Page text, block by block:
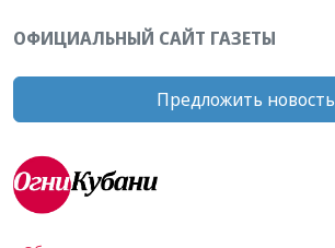
ОФИЦИАЛЬНЫЙ САЙТ ГАЗЕТЫ
Предложить новость